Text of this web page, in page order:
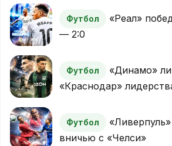
Футбол
«Реал»
— 2:0
Футбол
«Динамо»
«Краснодар»
Футбол
вничью с «Челси»